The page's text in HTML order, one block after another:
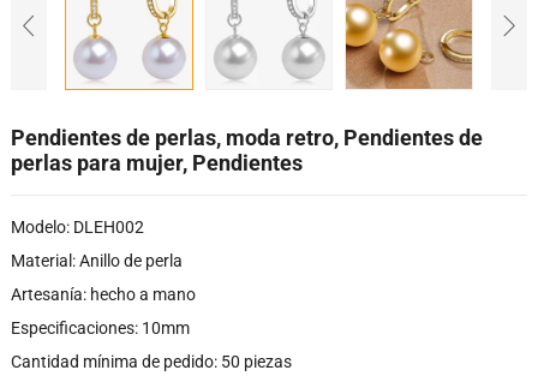
Pendientes de perlas, moda retro, Pendientes de
perlas para mujer, Pendientes
Modelo: DLEH002
Material: Anillo de perla
Artesanía: hecho a mano
Especificaciones: 10mm
Cantidad mínima de pedido: 50 piezas